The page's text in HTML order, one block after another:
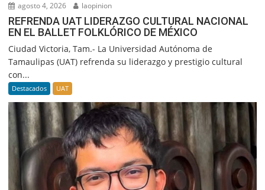
agosto 4, 2026 laopinion
REFRENDA UAT LIDERAZGO CULTURAL NACIONAL
EN EL BALLET FOLKLÓRICO DE MÉXICO
Ciudad Victoria, Tam.- La Universidad Autónoma de
Tamaulipas (UAT) refrenda su liderazgo y prestigio cultural
con...
Destacados UAT